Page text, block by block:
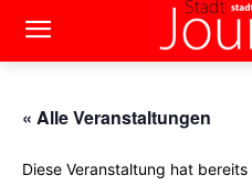
« Alle Veranstaltungen
Diese Veranstaltung hat